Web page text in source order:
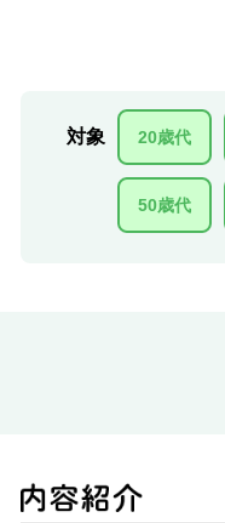
対象 20歳代
50歳代